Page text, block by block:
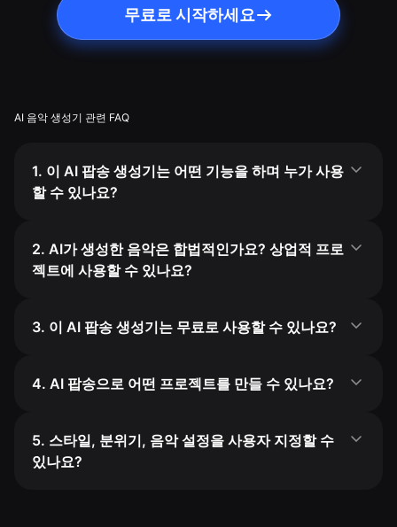
무료로 시작하세요
AI 음악 생성기 관련 FAQ
1. 이 AI 팝송 생성기는 어떤 기능을 하며 누가 사용
할 수 있나요?
2. AI가 생성한 음악은 합법적인가요? 상업적 프로
젝트에 사용할 수 있나요?
3. 이 AI 팝송 생성기는 무료로 사용할 수 있나요?
4. AI 팝송으로 어떤 프로젝트를 만들 수 있나요?
5. 스타일, 분위기, 음악 설정을 사용자 지정할 수
있나요?